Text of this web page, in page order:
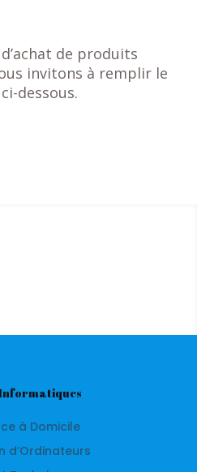
de produits
invitons à remplir le
dessous.
à Domicile
d’Ordinateurs